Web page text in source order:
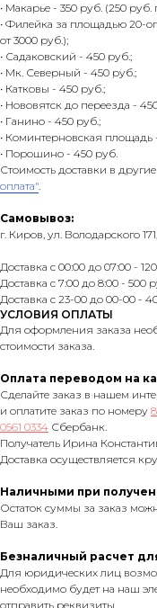
• Макарье - 350 руб. (250
• Филейка за площадью 20-
от 3000 руб.);
• Садаковский - 450 руб.;
• Мк. Северный - 450 руб.;
• Катковы - 450 руб.;
• Нововятск до переезда -
• Ганино - 450 руб.;
• Коминтерновская площадь
• Порошино - 450 руб.
Стоимость доставки в
оплата".
Самовывоз:
г. Киров, ул. Володарского
Доставка с 00:00 до 07:00 -
Доставка с 7:00 до 8:00 - 500
Доставка с 23-00 до 00-00 -
УСЛОВИЯ ОПЛАТЫ
Для оформления заказа
стоимости заказа.
Оплата переводом на
Сделайте заказ в нашем
и оплатите заказ по номеру
0561 0334 Сбербанк.
Получатель Ирина
Доставка осуществляется
Наличными при
Остаток суммы за заказ
Ваш заказ.
Безналичный расчет
Для юридических лиц
необходимо будет на наш
отправить реквизиты